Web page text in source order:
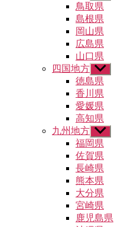
ブ
メ
ニ
ュ
ー
を
表
示
鳥取県
島根県
岡山県
広島県
山口県
四国地方 サ
ブ
メ
ニ
ュ
ー
を
表
示
徳島県
香川県
愛媛県
高知県
九州地方 サ
ブ
メ
ニ
ュ
ー
を
表
示
福岡県
佐賀県
長崎県
熊本県
大分県
宮崎県
鹿児島県